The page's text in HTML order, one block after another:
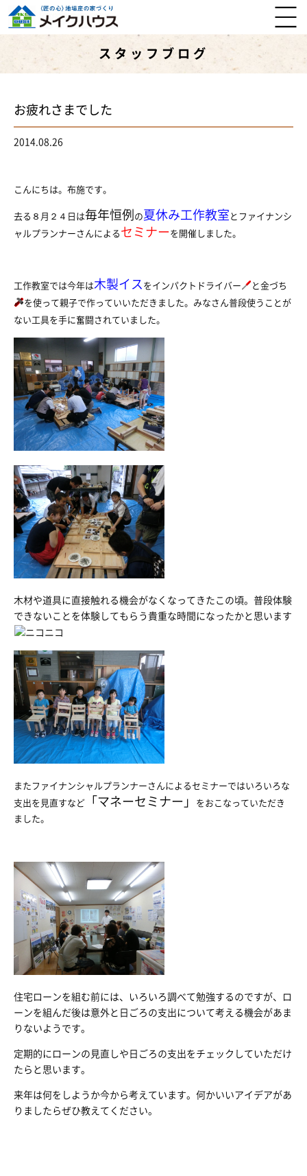
スタッフブログ
お疲れさまでした
2014.08.26
こんにちは。布施です。
去る８月２４日は毎年恒例 の夏休み工作教室 とファイナンシ
ャルプランナーさんによる セミナーを開催しました。
工作教室では今年は木製イス をインパクトドライバー
と金づち
を使って親子で作っていいただきました。みなさん普段使うことが
ない工具を手に奮闘されていました。
木材や道具に直接触れる機会がなくなってきたこの頃。普段体験
できないことを体験してもらう貴重な時間になったかと思います
またファイナンシャルプランナーさんによるセミナーではいろいろな
支出を見直すなど
「マネーセミナー」
をおこなっていただき
ました。
住宅ローンを組む前には、いろいろ調べて勉強するのですが、ロ
ーンを組んだ後は意外と日ごろの支出について考える機会があま
りないようです。
定期的にローンの見直しや日ごろの支出をチェックしていただけ
たらと思います。
来年は何をしようか今から考えています。何かいいアイデアがあ
りましたらぜひ教えてください。